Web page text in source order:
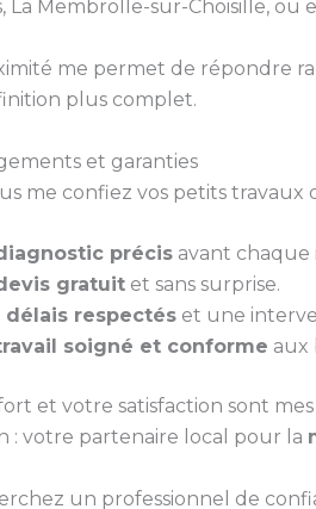
La Membrolle-sur-Choisille, ou
me permet de répondre
plus complet.
et garanties
me confiez vos petits travaux
précis avant
gratuit et sans surprise.
délais respectés et une
soigné et conforme aux
et votre satisfaction sont
: votre partenaire local pour la
un professionnel de